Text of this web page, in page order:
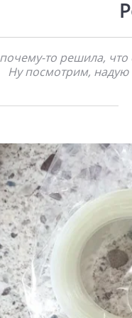
то решила,
Ну посмотрим, надую